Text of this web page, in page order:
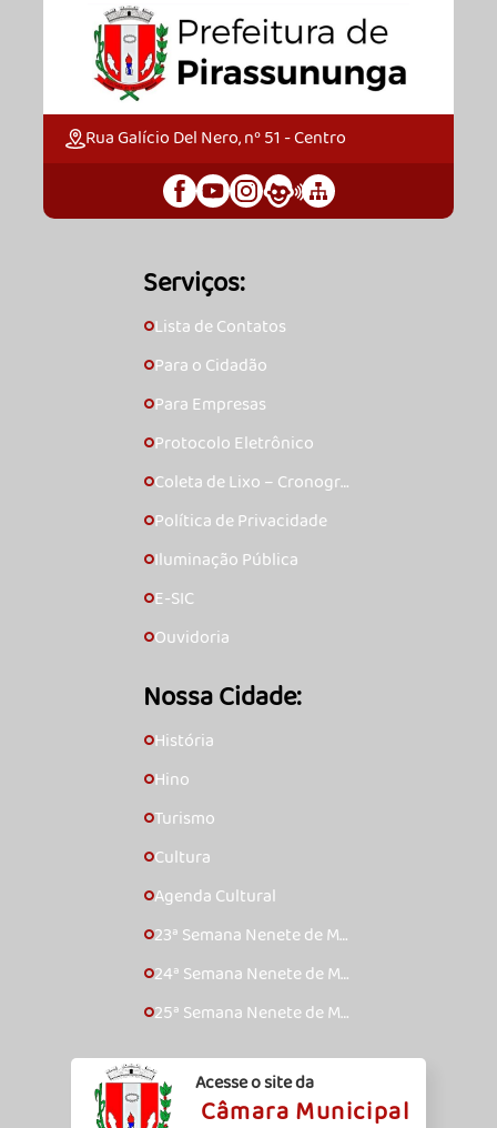
Rua Galício Del Nero, nº 51 - Centro
Serviços:
🞇Lista de Contatos
🞇Para o Cidadão
🞇Para Empresas
🞇Protocolo Eletrônico
🞇Coleta de Lixo – Cronogra
🞇Política de Privacidade
🞇Iluminação Pública
🞇E-SIC
🞇Ouvidoria
Nossa Cidade:
🞇História
🞇Hino
🞇Turismo
🞇Cultura
🞇Agenda Cultural
🞇23ª Semana Nenete de Mú
🞇24ª Semana Nenete de Mú
🞇25ª Semana Nenete de Mú
Acesse o site da
Câmara Municipal